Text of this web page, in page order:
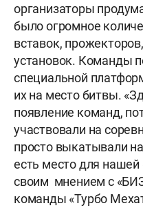
организаторы
было огромное
вставок,
установок. Команды
специальной
их на место битвы.
появление команд,
участвовали на
просто выкатывали
есть место для нашей
своим мнением с
команды «Турбо